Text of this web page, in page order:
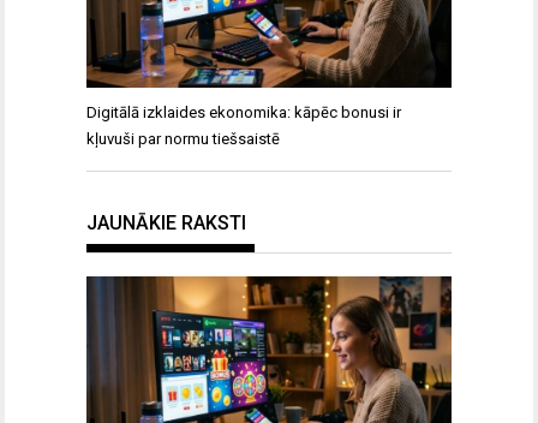
Digitālā izklaides ekonomika: kāpēc bonusi ir
kļuvuši par normu tiešsaistē
JAUNĀKIE RAKSTI